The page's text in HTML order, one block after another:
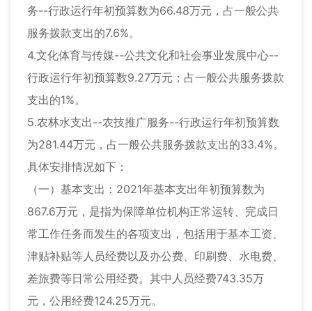
务--行政运行年初预算数为66.48万元，占一般公共
服务拨款支出的7.6%。
4.文化体育与传媒--公共文化和社会事业发展中心--
行政运行年初预算数9.27万元；占一般公共服务拨款
支出的1%。
5.农林水支出--农技推广服务--行政运行年初预算数
为281.44万元，占一般公共服务拨款支出的33.4%。
具体安排情况如下：
（一）基本支出：2021年基本支出年初预算数为
867.6万元，是指为保障单位机构正常运转、完成日
常工作任务而发生的各项支出，包括用于基本工资、
津贴补贴等人员经费以及办公费、印刷费、水电费、
差旅费等日常公用经费。其中人员经费743.35万
元，公用经费124.25万元。